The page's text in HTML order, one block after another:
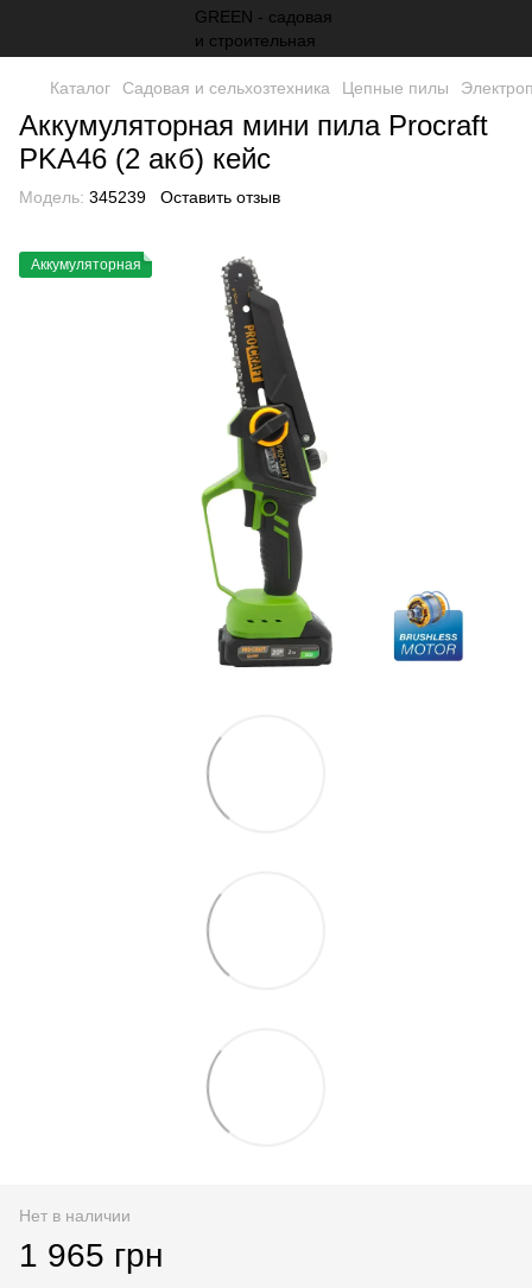
Каталог Садовая и сельхозтехника Цепные пилы
Аккумуляторная мини пила Procraft
PKA46 (2 акб) кейс
Модель: 345239 Оставить отзыв
Аккумуляторная
Нет в наличии
1 965 грн